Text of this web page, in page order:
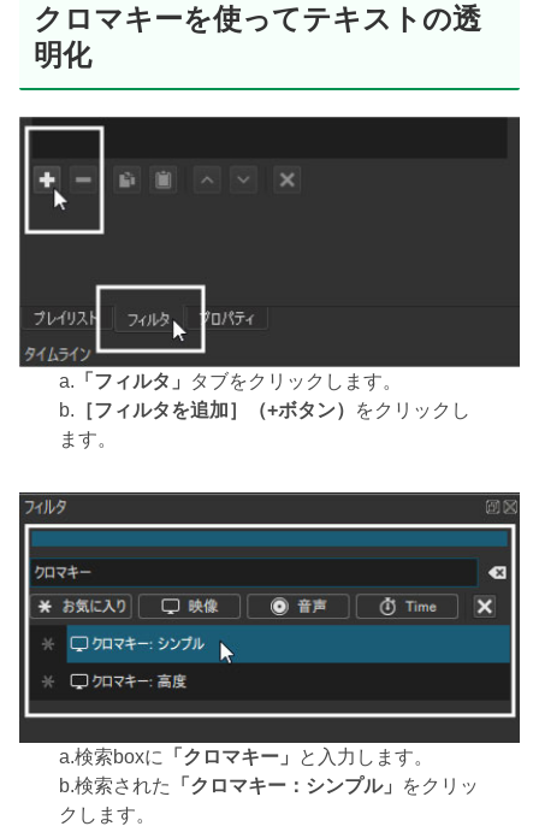
クロマキーを使ってテキストの透
明化
a. 「フィルタ」
タブをクリックします。
b. ［フィルタを追加］（+ボタン）
をクリックし
ます。
a.検索boxに 「クロマキー」
と入力します。
b.検索された
「クロマキー：シンプル」
をクリッ
クします。